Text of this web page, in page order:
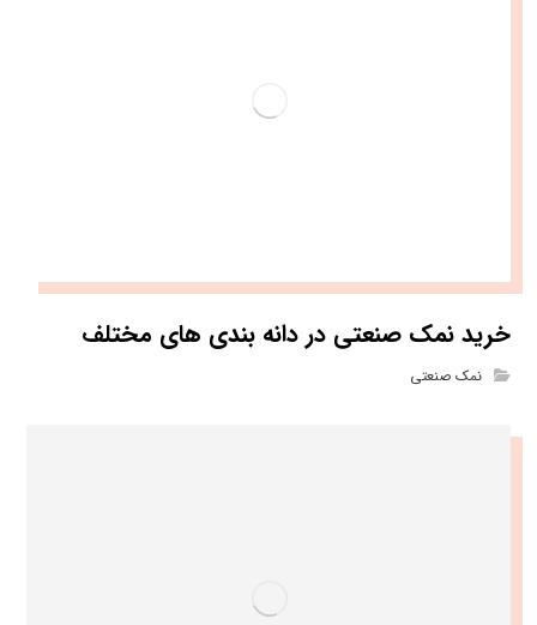
خرید نمک صنعتی در دانه بندی های مختلف
نمک صنعتی